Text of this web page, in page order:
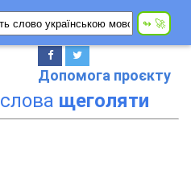
Допомога проєкту
слова щеголяти